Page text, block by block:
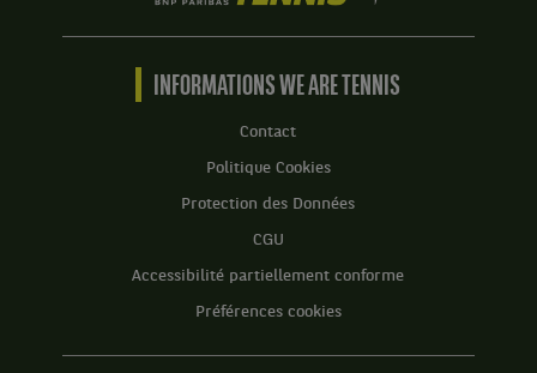
are
Tennis
BNP
Accueil
INFORMATIONS WE ARE TENNIS
Contact
Politique Cookies
Protection des Données
CGU
Accessibilité partiellement conforme
Préférences cookies